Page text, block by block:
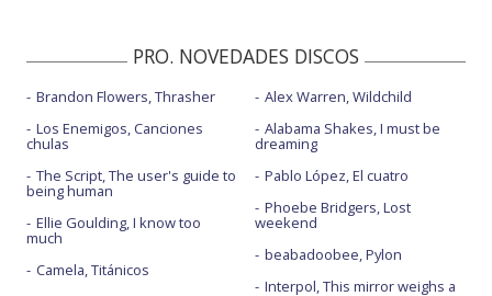
PRO. NOVEDADES DISCOS
Brandon Flowers, Thrasher
Los Enemigos, Canciones
chulas
The Script, The user's guide to
being human
Ellie Goulding, I know too
much
Camela, Titánicos
Alex Warren, Wildchild
Alabama Shakes, I must be
dreaming
Pablo López, El cuatro
Phoebe Bridgers, Lost
weekend
beabadoobee, Pylon
Interpol, This mirror weighs a